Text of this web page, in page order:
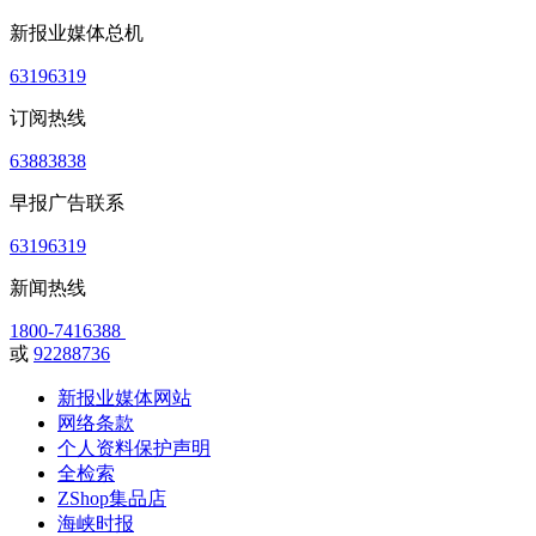
新报业媒体总机
63196319
订阅热线
63883838
早报广告联系
63196319
新闻热线
1800-7416388
或 92288736
新报业媒体网站
网络条款
个人资料保护声明
全检索
ZShop集品店
海峡时报